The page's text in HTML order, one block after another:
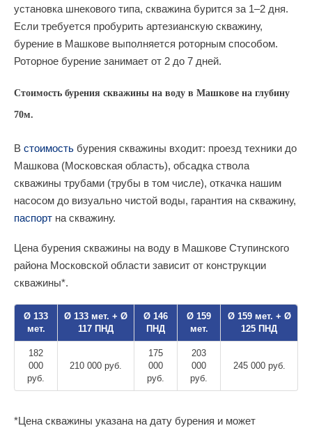
установка шнекового типа, скважина бурится за 1–2 дня.
Если требуется пробурить артезианскую скважину,
бурение в Машкове выполняется роторным способом.
Роторное бурение занимает от 2 до 7 дней.
Стоимость бурения скважины на воду в Машкове на глубину
70м.
В стоимость бурения скважины входит: проезд техники до
Машкова (Московская область), обсадка ствола
скважины трубами (трубы в том числе), откачка нашим
насосом до визуально чистой воды, гарантия на скважину,
паспорт на скважину.
Цена бурения скважины на воду в Машкове Ступинского
района Московской области зависит от конструкции
скважины*.
Ø 133
мет.
Ø 133 мет. + Ø
117 ПНД
Ø 146
ПНД
Ø 159
мет.
Ø 159 мет. + Ø
125 ПНД
182
000
руб.
210 000 руб.
175
000
руб.
203
000
руб.
245 000 руб.
*Цена скважины указана на дату бурения и может